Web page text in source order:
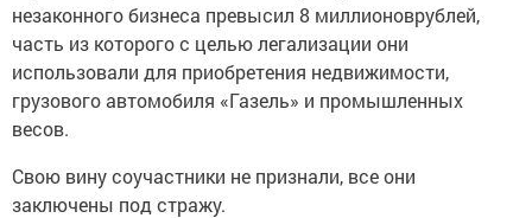
незаконного бизнеса превысил 8 миллионоврублей,
часть из которого с целью легализации они
использовали для приобретения недвижимости,
грузового автомобиля «Газель» и промышленных
весов.
Свою вину соучастники не признали, все они
заключены под стражу.